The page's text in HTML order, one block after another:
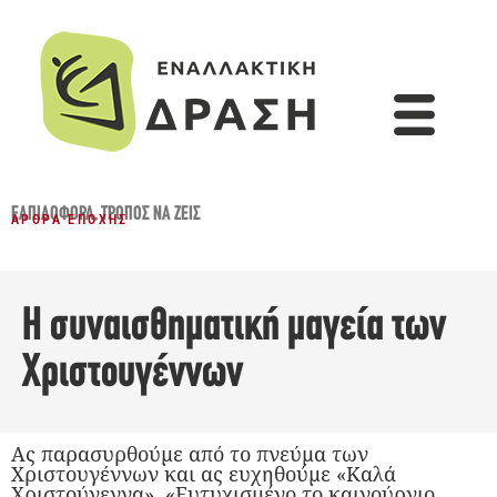
ΕΛΠΙΔΟΦΌΡΑ,ΤΡΌΠΟΣ ΝΑ ΖΕΙΣ
ΆΡΘΡΑ ΕΠΟΧΉΣ
Η συναισθηματική μαγεία των
Χριστουγέννων
Ας παρασυρθούμε από το πνεύμα των
Χριστουγέννων και ας ευχηθούμε «Καλά